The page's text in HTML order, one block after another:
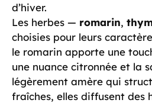
d’hiver.
Les herbes — romarin,
choisies pour leurs
le romarin apporte une
une nuance citronnée et la
légèrement amère qui
fraîches, elles diffusent des